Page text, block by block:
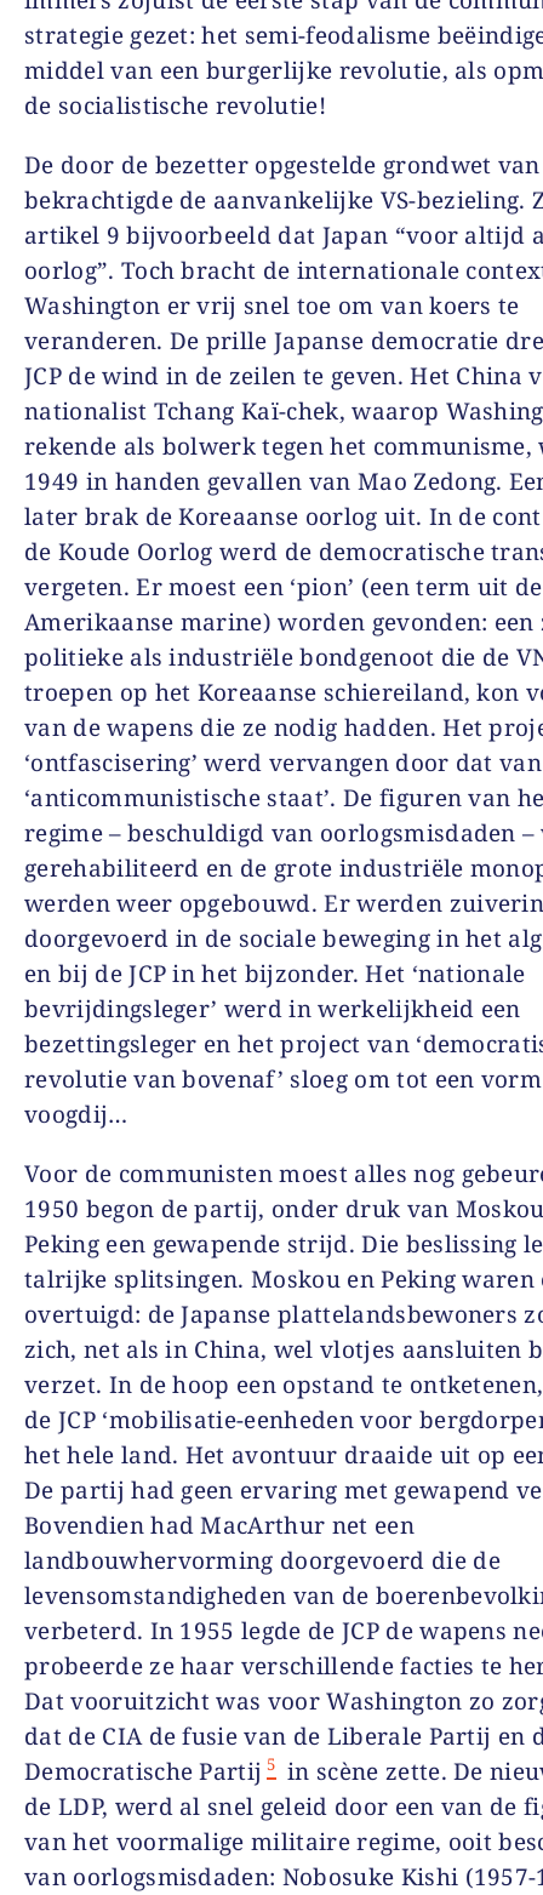
strategie gezet: het semi-feodalisme
middel van een burgerlijke revolutie, als
de socialistische revolutie!
De door de bezetter opgestelde grondwet
bekrachtigde de aanvankelijke VS-bezieling.
artikel 9 bijvoorbeeld dat Japan “voor altijd
oorlog”. Toch bracht de internationale
Washington er vrij snel toe om van koers te
veranderen. De prille Japanse democratie
JCP de wind in de zeilen te geven. Het China
nationalist Tchang Kaï-chek, waarop
rekende als bolwerk tegen het communisme,
1949 in handen gevallen van Mao Zedong.
later brak de Koreaanse oorlog uit. In de
de Koude Oorlog werd de democratische
vergeten. Er moest een ‘pion’ (een term uit de
Amerikaanse marine) worden gevonden: een
politieke als industriële bondgenoot die de
troepen op het Koreaanse schiereiland, kon
van de wapens die ze nodig hadden. Het
‘ontfascisering’ werd vervangen door dat
‘anticommunistische staat’. De figuren van
regime – beschuldigd van oorlogsmisdaden
gerehabiliteerd en de grote industriële
werden weer opgebouwd. Er werden
doorgevoerd in de sociale beweging in het
en bij de JCP in het bijzonder. Het ‘nationale
bevrijdingsleger’ werd in werkelijkheid een
bezettingsleger en het project van
revolutie van bovenaf’ sloeg om tot een
voogdij…
Voor de communisten moest alles nog
1950 begon de partij, onder druk van
Peking een gewapende strijd. Die beslissing
talrijke splitsingen. Moskou en Peking waren
overtuigd: de Japanse plattelandsbewoners
zich, net als in China, wel vlotjes aansluiten
verzet. In de hoop een opstand te
de JCP ‘mobilisatie-eenheden voor
het hele land. Het avontuur draaide uit op
De partij had geen ervaring met gewapend
Bovendien had MacArthur net een
landbouwhervorming doorgevoerd die de
levensomstandigheden van de
verbeterd. In 1955 legde de JCP de wapens
probeerde ze haar verschillende facties te
Dat vooruitzicht was voor Washington zo
dat de CIA de fusie van de Liberale Partij en
Democratische Partij 5 in scène zette. De
de LDP, werd al snel geleid door een van de
van het voormalige militaire regime, ooit
van oorlogsmisdaden: Nobosuke Kishi (1957-